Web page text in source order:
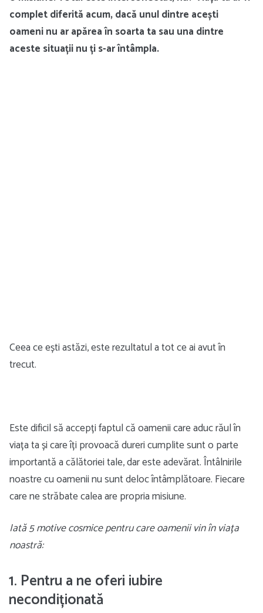
complet diferită acum, dacă unul dintre acești
oameni nu ar apărea în soarta ta sau una dintre
aceste situații nu ți s-ar întâmpla.
Ceea ce ești astăzi, este rezultatul a tot ce ai avut în
trecut.
Este dificil să accepți faptul că oamenii care aduc răul în
viața ta și care îți provoacă dureri cumplite sunt o parte
importantă a călătoriei tale, dar este adevărat. Întâlnirile
noastre cu oamenii nu sunt deloc întâmplătoare. Fiecare
care ne străbate calea are propria misiune.
Iată 5 motive cosmice pentru care oamenii vin în viața
noastră:
1. Pentru a ne oferi iubire
necondiționată